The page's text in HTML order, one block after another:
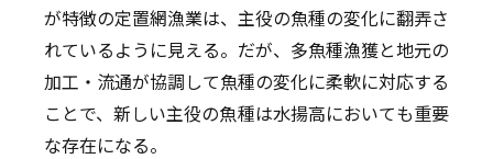
が特徴の定置網漁業は、主役の魚種の変化に翻弄さ
れているように見える。だが、多魚種漁獲と地元の
加工・流通が協調して魚種の変化に柔軟に対応する
ことで、新しい主役の魚種は水揚高においても重要
な存在になる。